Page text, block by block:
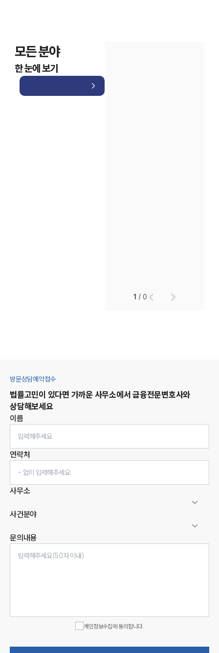
모든 분야
한 눈에 보기
1 /0
방문상담예약접수
법률고민이 있다면 가까운 사무소에서 금융전문변호사와
상담해보세요
이름
연락처
사무소
사건분야
문의내용
개인정보수집에 동의합니다.